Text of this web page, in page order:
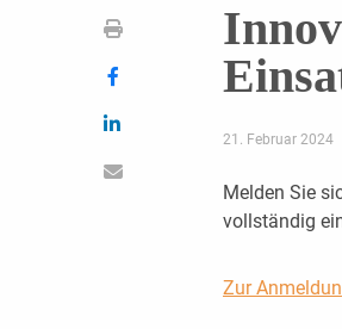
21. Februar 2024
Melden Sie
vollständig
Zur